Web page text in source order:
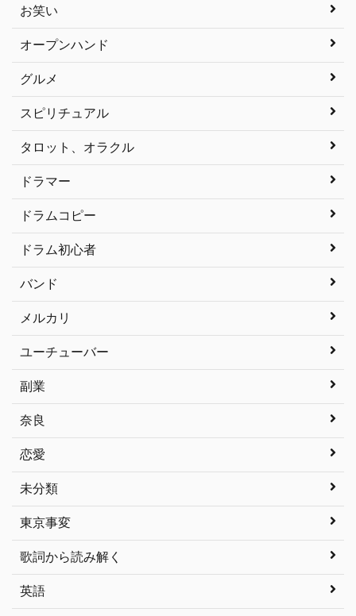
お笑い
オープンハンド
グルメ
スピリチュアル
タロット、オラクル
ドラマー
ドラムコピー
ドラム初心者
バンド
メルカリ
ユーチューバー
副業
奈良
恋愛
未分類
東京事変
歌詞から読み解く
英語